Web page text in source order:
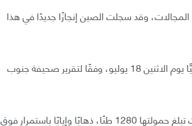
وقد سجلت الصين إنجازًا جديدًا في هذا
اجتاز جسر فريد من نوعه في جنوب شرق الصين اختبار حمولة أساسيًّا يوم الاثنين 18 يوليو، وفقًا لتقرير صحيفة جنوب
بدأ الاختبار في 11 يوليو واستمر ثمانية أيام، وتضمن مسير شاحنات تبلغ حمولتها 1280 طنًا، ذهابًا وإيابًا باستمرار فوق